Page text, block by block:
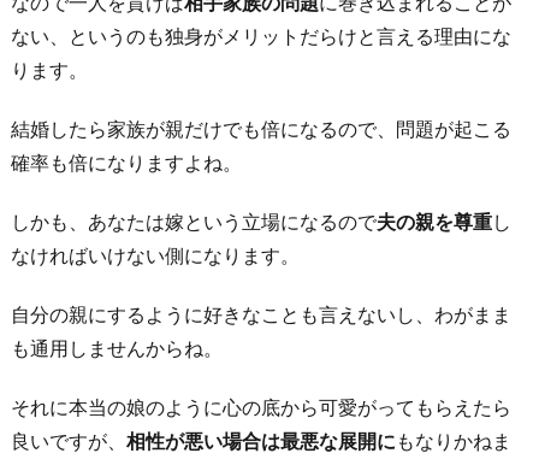
ない、というのも独身がメリットだらけと言える理由にな
ります。
結婚したら家族が親だけでも倍になるので、問題が起こる
確率も倍になりますよね。
しかも、あなたは嫁という立場になるので夫の親を尊重し
なければいけない側になります。
自分の親にするように好きなことも言えないし、わがまま
も通用しませんからね。
それに本当の娘のように心の底から可愛がってもらえたら
良いですが、 相性が悪い場合は最悪な展開に もなりかねま